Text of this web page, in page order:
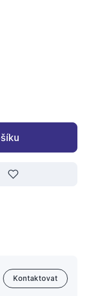
Kontaktovat